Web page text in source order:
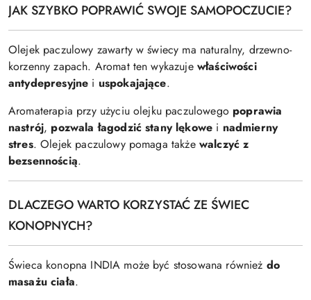
JAK SZYBKO POPRAWIĆ SWOJE SAMOPOCZUCIE?
Olejek paczulowy zawarty w świecy ma naturalny, drzewno-
korzenny zapach. Aromat ten wykazuje właściwości
antydepresyjne i uspokajające.
Aromaterapia przy użyciu olejku paczulowego poprawia
nastrój, pozwala łagodzić stany lękowe i nadmierny
stres. Olejek paczulowy pomaga także walczyć z
bezsennością.
DLACZEGO WARTO KORZYSTAĆ ZE ŚWIEC
KONOPNYCH?
Świeca konopna INDIA może być stosowana również do
masażu ciała.